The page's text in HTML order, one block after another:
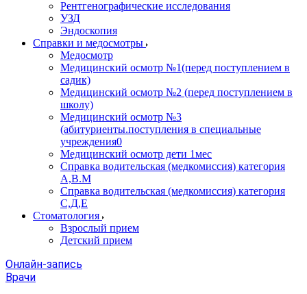
Рентгенографические исследования
УЗД
Эндоскопия
Справки и медосмотры
Медосмотр
Медицинский осмотр №1(перед поступлением в
садик)
Медицинский осмотр №2 (перед поступлением в
школу)
Медицинский осмотр №3
(абитуриенты.поступления в специальные
учреждения0
Медицинский осмотр дети 1мес
Справка водительская (медкомиссия) категория
А,В.М
Справка водительская (медкомиссия) категория
С,Д,Е
Стоматология
Взрослый прием
Детский прием
Онлайн-запись
Врачи